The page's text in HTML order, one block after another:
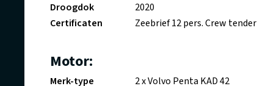
Droogdok
2020
Certificaten
Zeebrief 12 pers. Crew tender
Motor:
Merk-type
2 x Volvo Penta KAD 42